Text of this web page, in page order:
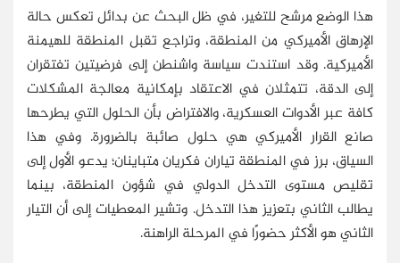
هذا الوضع مرشح للتغير، في ظل البحث عن بدائل تعكس حالة
الإرهاق الأميركي من المنطقة، وتراجع تقبل المنطقة للهيمنة
الأميركية. وقد استندت سياسة واشنطن إلى فرضيتين تفتقران
إلى الدقة، تتمثلان في الاعتقاد بإمكانية معالجة المشكلات
كافة عبر الأدوات العسكرية، والافتراض بأن الحلول التي يطرحها
صانع القرار الأميركي هي حلول صائبة بالضرورة. وفي هذا
السياق، برز في المنطقة تياران فكريان متباينان؛ يدعو الأول إلى
تقليص مستوى التدخل الدولي في شؤون المنطقة، بينما
يطالب الثاني بتعزيز هذا التدخل. وتشير المعطيات إلى أن التيار
الثاني هو الأكثر حضورًا في المرحلة الراهنة.